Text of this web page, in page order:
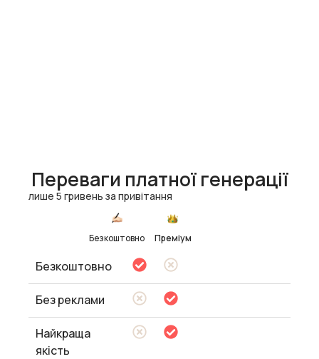
Переваги платної генерації
лише 5 гривень за привітання
Безкоштовно Преміум
Безкоштовно
Без реклами
Найкраща
якість